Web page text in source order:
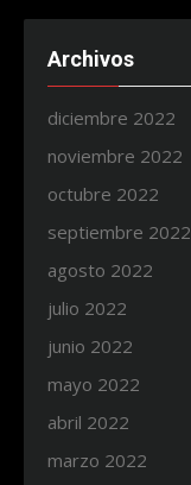
Archivos
diciembre 2022
noviembre 2022
octubre 2022
septiembre 2022
agosto 2022
julio 2022
junio 2022
mayo 2022
abril 2022
marzo 2022